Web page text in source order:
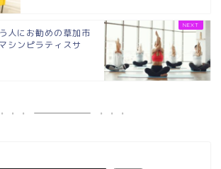
人にお勧めの草加市
シンピラティスサ